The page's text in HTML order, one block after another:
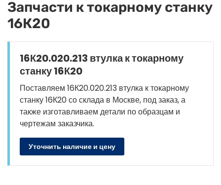
Запчасти к токарному станку
16К20
16К20.020.213 втулка к токарному
станку 16К20
Поставляем 16К20.020.213 втулка к токарному
станку 16К20 со склада в Москве, под заказ, а
также изготавливаем детали по образцам и
чертежам заказчика.
Уточнить наличие и цену